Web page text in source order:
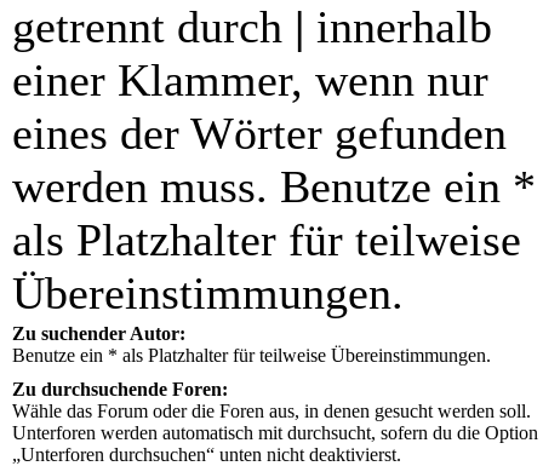
getrennt durch | innerhalb
einer Klammer, wenn nur
eines der Wörter gefunden
werden muss. Benutze ein *
als Platzhalter für teilweise
Übereinstimmungen.
Zu suchender Autor:
Benutze ein * als Platzhalter für teilweise Übereinstimmungen.
Zu durchsuchende Foren:
Wähle das Forum oder die Foren aus, in denen gesucht werden soll.
Unterforen werden automatisch mit durchsucht, sofern du die Option
„Unterforen durchsuchen“ unten nicht deaktivierst.